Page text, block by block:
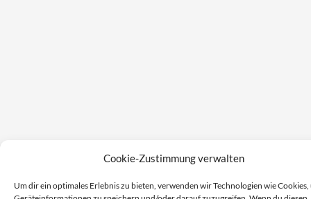
Cookie-Zustimmung verwalten
Um dir ein optimales Erlebnis zu bieten, verwenden wir Technologien wie Cookies,